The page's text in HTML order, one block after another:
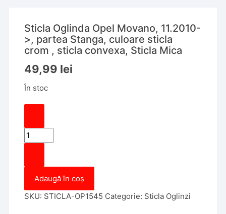
Sticla Oglinda Opel Movano, 11.2010-
>, partea Stanga, culoare sticla
crom , sticla convexa, Sticla Mica
49,99 lei
În stoc
Cantitate
Sticla
Opel
Movano,
11.2010-
Adaugă în coș
SKU: STICLA-OP1545 Categorie: Sticla Oglinzi